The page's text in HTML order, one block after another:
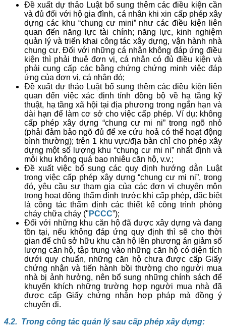
Đề xuất dự thảo Luật bổ sung thêm các điều kiện cần
và đủ đối với hộ gia đình, cá nhân khi xin cấp phép xây
dựng các khu “chung cư mini” như các điều kiện liên
quan đến năng lực tài chính; năng lực, kinh nghiệm
quản lý và triển khai công tác xây dựng, vận hành nhà
chung cư. Đối với những cá nhân không đáp ứng điều
kiện thì phải thuê đơn vị, cá nhân có đủ điều kiện và
phải cung cấp các bằng chứng chứng minh việc đáp
ứng của đơn vị, cá nhân đó;
Đề xuất dự thảo Luật bổ sung thêm các điều kiện liên
quan đến việc xác định tính đồng bộ về hạ tầng kỹ
thuật, hạ tầng xã hội tại địa phương trong ngắn hạn và
dài hạn để làm cơ sở cho việc cấp phép. Ví dụ: không
cấp phép xây dựng “chung cư mi ni” trong ngõ nhỏ
(phải đảm bảo ngõ đủ để xe cứu hoả có thể hoạt động
bình thường); trên 1 khu vực/địa bàn chỉ cho phép xây
dựng một số lượng khu “chung cư mi ni” nhất định và
mỗi khu không quá bao nhiêu căn hộ, v.v.;
Đề xuất việc bổ sung các quy định hướng dẫn Luật
trong việc cấp phép xây dựng “chung cư mi ni”, trong
đó, yêu cầu sự tham gia của các đơn vị chuyên môn
trong hoạt động thẩm định trước khi cấp phép, đặc biệt
là công tác thẩm định các thiết kế công trình phòng
cháy chữa cháy (" PCCC”);
Đối với những khu căn hộ đã được xây dựng và đang
tồn tại, nếu không đáp ứng quy định thì sẽ cho thời
gian để chủ sở hữu khu căn hộ lên phương án giảm số
lượng căn hộ, tập trung vào những căn hộ có diện tích
dưới quy chuẩn, những căn hộ chưa được cấp Giấy
chứng nhận và tiến hành bồi thường cho người mua
nhà bị ảnh hưởng, nên bổ sung những chính sách để
khuyến khích những trường hợp người mua nhà đã
được cấp Giấy chứng nhận hợp pháp mà đồng ý
chuyển đi.
4.2. Trong công tác quản lý sau cấp phép xây dựng: